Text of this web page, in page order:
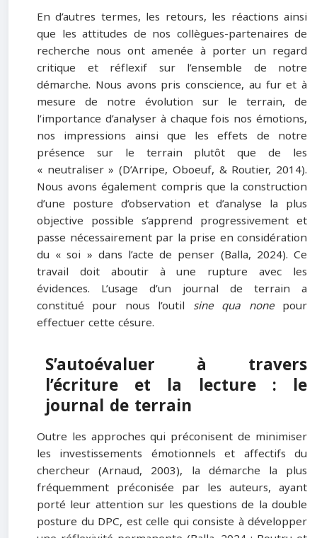
En d’autres termes, les retours, les réactions ainsi
que les attitudes de nos collègues-partenaires de
recherche nous ont amenée à porter un regard
critique et réflexif sur l’ensemble de notre
démarche. Nous avons pris conscience, au fur et à
mesure de notre évolution sur le terrain, de
l’importance d’analyser à chaque fois nos émotions,
nos impressions ainsi que les effets de notre
présence sur le terrain plutôt que de les
« neutraliser » (D’Arripe, Oboeuf, & Routier, 2014).
Nous avons également compris que la construction
d’une posture d’observation et d’analyse la plus
objective possible s’apprend progressivement et
passe nécessairement par la prise en considération
du « soi » dans l’acte de penser (Balla, 2024). Ce
travail doit aboutir à une rupture avec les
évidences. L’usage d’un journal de terrain a
constitué pour nous l’outil sine qua nonepour
effectuer cette césure.
S’autoévaluer à travers
l’écriture et la lecture : le
journal de terrain
Outre les approches qui préconisent de minimiser
les investissements émotionnels et affectifs du
chercheur (Arnaud, 2003), la démarche la plus
fréquemment préconisée par les auteurs, ayant
porté leur attention sur les questions de la double
posture du DPC, est celle qui consiste à développer